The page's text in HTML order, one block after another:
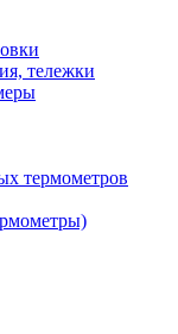
тележки
термометров